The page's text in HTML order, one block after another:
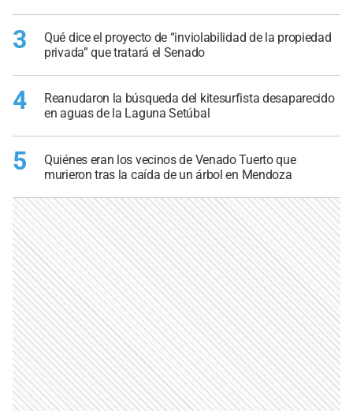
3
Qué dice el proyecto de “inviolabilidad de la propiedad
privada” que tratará el Senado
4
Reanudaron la búsqueda del kitesurfista desaparecido
en aguas de la Laguna Setúbal
5
Quiénes eran los vecinos de Venado Tuerto que
murieron tras la caída de un árbol en Mendoza